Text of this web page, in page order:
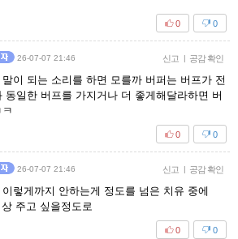
0
0
26-07-07 21:46 신고 공감 확인
말이 되는 소리를 하면 모를까 버퍼는 버프가 전
동일한 버프를 가지거나 더 좋게해달라하면 버
0
0
26-07-07 21:46 신고 공감 확인
이렇게까지 안하는게 정도를 넘은 치유 중에
주고 싶을정도로
0
0